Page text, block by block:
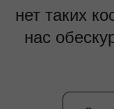
нет таких
нас